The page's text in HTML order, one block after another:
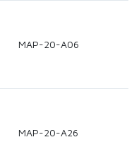
MAP-20-A06
MAP-20-A26